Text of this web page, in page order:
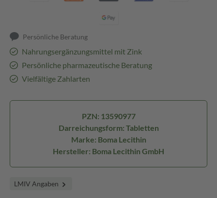
Persönliche Beratung
Nahrungsergänzungsmittel mit Zink
Persönliche pharmazeutische Beratung
Vielfältige Zahlarten
PZN: 13590977
Darreichungsform: Tabletten
Marke: Boma Lecithin
Hersteller: Boma Lecithin GmbH
LMIV Angaben